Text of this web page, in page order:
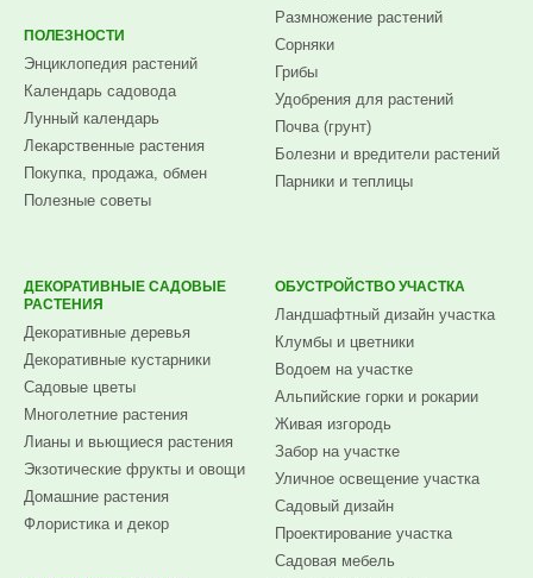
ПОЛЕЗНОСТИ
Энциклопедия растений
Календарь садовода
Лунный календарь
Лекарственные растения
Покупка, продажа, обмен
Полезные советы
Размножение растений
Сорняки
Грибы
Удобрения для растений
Почва (грунт)
Болезни и вредители растений
Парники и теплицы
ДЕКОРАТИВНЫЕ САДОВЫЕ
РАСТЕНИЯ
Декоративные деревья
Декоративные кустарники
Садовые цветы
Многолетние растения
Лианы и вьющиеся растения
Экзотические фрукты и овощи
Домашние растения
Флористика и декор
ОБУСТРОЙСТВО УЧАСТКА
Ландшафтный дизайн участка
Клумбы и цветники
Водоем на участке
Альпийские горки и рокарии
Живая изгородь
Забор на участке
Уличное освещение участка
Садовый дизайн
Проектирование участка
Садовая мебель